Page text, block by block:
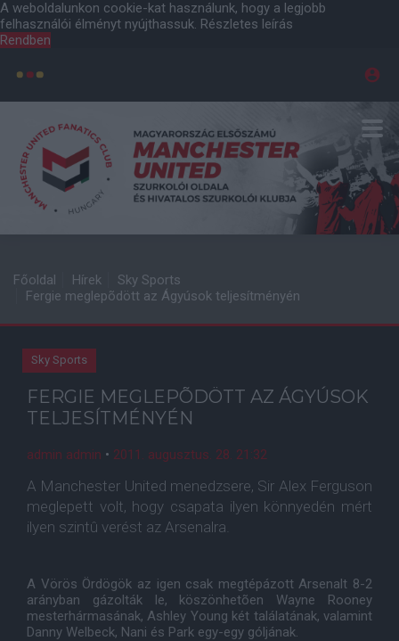
A weboldalunkon cookie-kat használunk, hogy a legjobb
felhasználói élményt nyújthassuk. Részletes leírás
Rendben
Főoldal Hírek
Sky Sports
Fergie meglepõdött az Ágyúsok teljesítményén
Sky Sports
FERGIE MEGLEPÕDÖTT AZ ÁGYÚSOK
TELJESÍTMÉNYÉN
admin admin • 2011. augusztus. 28. 21:32
A Manchester United menedzsere, Sir Alex Ferguson
meglepett volt, hogy csapata ilyen könnyedén mért
ilyen szintû verést az Arsenalra.
A Vörös Ördögök az igen csak megtépázott Arsenalt 8-2
arányban gázolták le, köszönhetõen Wayne Rooney
mesterhármasának, Ashley Young két találatának, valamint
Danny Welbeck, Nani és Park egy-egy góljának.